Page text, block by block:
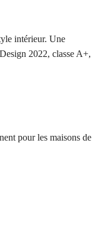
intérieur. Une
2022, classe A+,
pour les maisons de